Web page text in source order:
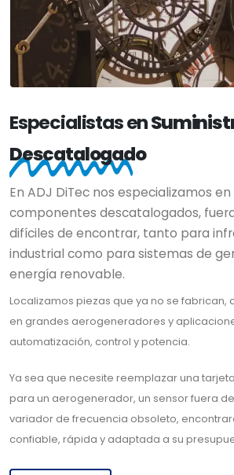
Especialistas en
Descatalogado
En ADJ DiTec nos especializamos
componentes descatalogados,
difíciles de encontrar, tanto para
industrial como para sistemas de
energía renovable.
Localizamos piezas que ya no se fabrican,
en grandes aerogeneradores y
automatización, control y potencia.
Ya sea que necesite reemplazar una
para un aerogenerador, un sensor fuera
variador de frecuencia obsoleto,
confiable, rápida y adaptada a su